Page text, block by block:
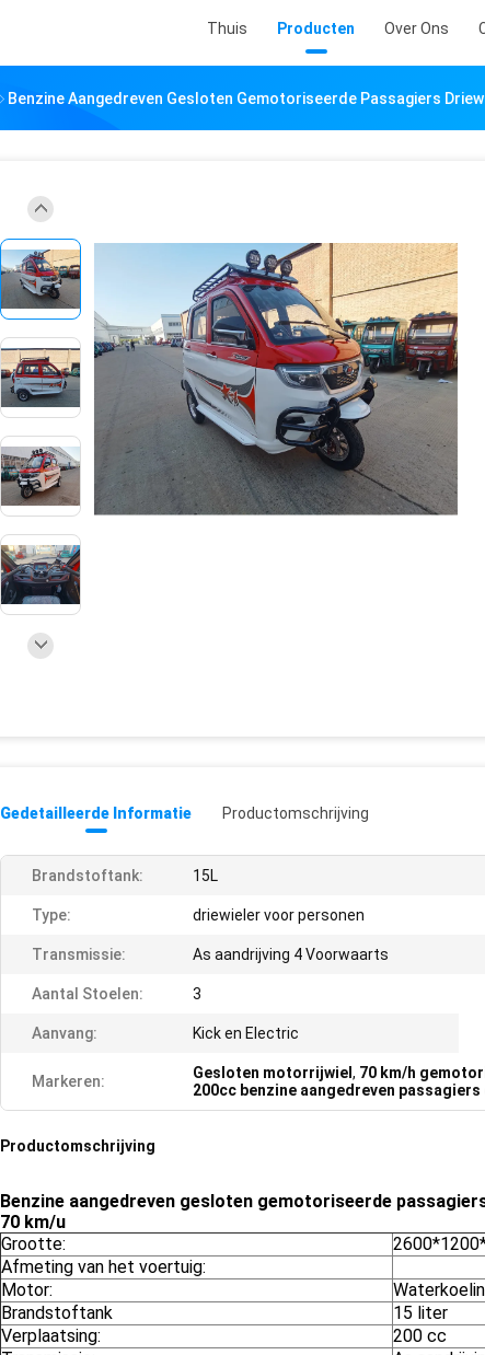
Thuis Producten Over Ons
Benzine Aangedreven Gesloten Gemotoriseerde Passagiers
Gedetailleerde Informatie Productomschrijving
Brandstoftank: 15L
Type: driewieler voor personen
Transmissie: As aandrijving 4 Voorwaarts
Aantal Stoelen: 3
Aanvang: Kick en Electric
Markeren: Gesloten motorrijwiel , 70 km/h
200cc benzine aangedreven
Productomschrijving
Benzine aangedreven gesloten gemotoriseerde
70 km/u
Grootte:
Afmeting van het voertuig:
Motor:
Brandstoftank
15 liter
Verplaatsing:
200 cc